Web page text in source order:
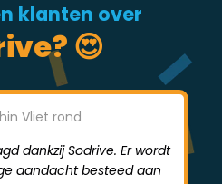
klanten over
😍
dankzij Sodrive. Er wordt
aandacht besteed aan